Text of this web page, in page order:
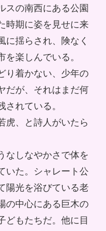
の南西にある公園
時期に姿を見せに来
に揺らされ、険なく
を楽しんでいる。
り着かない、少年の
だが、それはまだ何
れている。
、と詩人がいたら
なしなやかさで体を
いた。シャレート公
陽光を浴びている老
の中心にある巨木の
どもたちだ。他に目